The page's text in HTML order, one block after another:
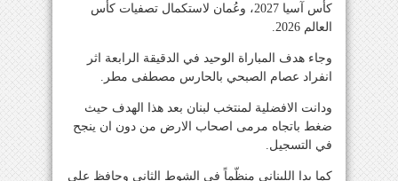
كأس آسيا 2027، وعُمان لاستكمال تصفيات كأس
العالم 2026.
وجاء هدف المباراة الوحيد في الدقيقة الرابعة اثر
انفراد عصام الصبحي بالحارس مصطفى مطر.
ودانت الافضلية لمنتخب لبنان بعد هذا الهدف حيث
ضغط باتجاه مرمى اصحاب الارض من دون ان ينجح
في التسجيل.
كما بدا اللبناني منظّماً في الشوط الثاني وحافظ على